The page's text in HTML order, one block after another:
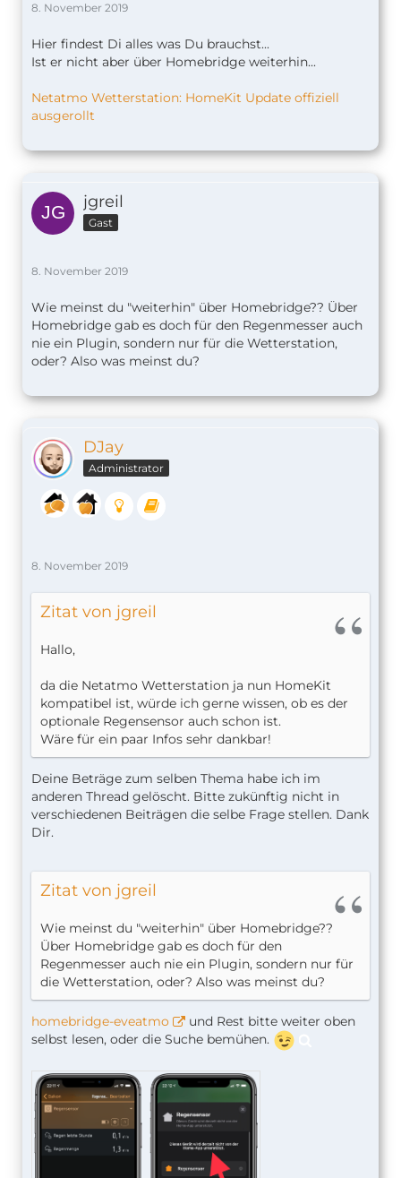
8. November 2019
Hier findest Di alles was Du brauchst...
Ist er nicht aber über Homebridge weiterhin...
Netatmo Wetterstation: HomeKit Update offiziell
ausgerollt
jgreil
Gast
8. November 2019
Wie meinst du "weiterhin" über Homebridge?? Über
Homebridge gab es doch für den Regenmesser auch
nie ein Plugin, sondern nur für die Wetterstation,
oder? Also was meinst du?
DJay
Administrator
8. November 2019
Zitat von jgreil
Hallo,
da die Netatmo Wetterstation ja nun HomeKit
kompatibel ist, würde ich gerne wissen, ob es der
optionale Regensensor auch schon ist.
Wäre für ein paar Infos sehr dankbar!
Deine Beträge zum selben Thema habe ich im
anderen Thread gelöscht. Bitte zukünftig nicht in
verschiedenen Beiträgen die selbe Frage stellen. Dank
Dir.
Zitat von jgreil
Wie meinst du "weiterhin" über Homebridge??
Über Homebridge gab es doch für den
Regenmesser auch nie ein Plugin, sondern nur für
die Wetterstation, oder? Also was meinst du?
homebridge-eveatmo
und Rest bitte weiter oben
selbst lesen, oder die Suche bemühen.